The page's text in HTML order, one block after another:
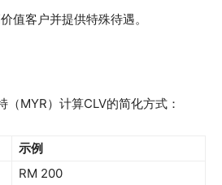
值客户并提供特殊待遇。
（MYR）计算CLV的简化方式：
示例
RM 200